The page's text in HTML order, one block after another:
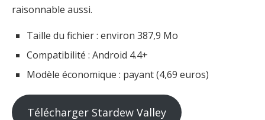
raisonnable aussi.
Taille du fichier : environ 387,9 Mo
Compatibilité : Android 4.4+
Modèle économique : payant (4,69 euros)
Télécharger Stardew Valley